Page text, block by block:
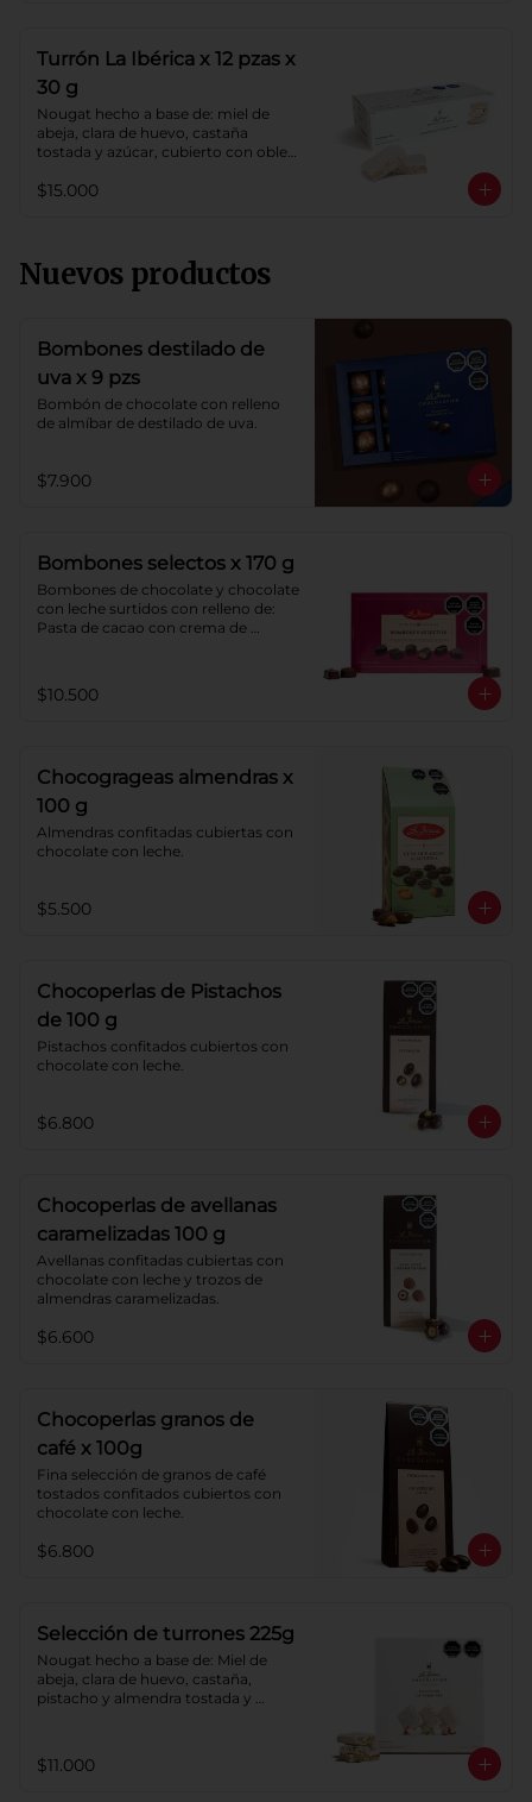
Turrón La Ibérica x 12 pzas x
30 g
Nougat hecho a base de: miel de
abeja, clara de huevo, castaña
tostada y azúcar, cubierto con oblea
$15.000
Nuevos productos
Bombones destilado de
uva x 9 pzs
Bombón de chocolate con relleno
de almíbar de destilado de uva.
$7.900
Bombones selectos x 170 g
Bombones de chocolate y chocolate
con leche surtidos con relleno de:
Pasta de cacao con crema de
chocolate blanco sabor a frambuesa,
pasta de cacao con licor sabor a
Coberturas: chocolate 52% de cacao
y chocolate con leche 40% cacao.
$10.500
Chocogrageas almendras x
100 g
Almendras confitadas cubiertas con
chocolate con leche.
$5.500
Chocoperlas de Pistachos
de 100 g
Pistachos confitados cubiertos con
chocolate con leche.
$6.800
Chocoperlas de avellanas
caramelizadas 100 g
Avellanas confitadas cubiertas con
chocolate con leche y trozos de
almendras caramelizadas.
$6.600
Chocoperlas granos de
café x 100g
Fina selección de granos de café
tostados confitados cubiertos con
chocolate con leche.
$6.800
Selección de turrones 225g
Nougat hecho a base de: Miel de
abeja, clara de huevo, castaña,
pistacho y almendra tostada y
$11.000